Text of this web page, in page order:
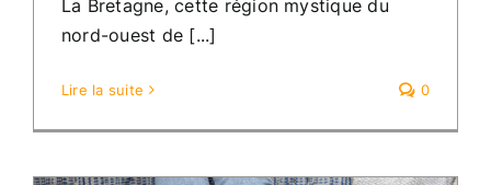
La Bretagne, cette région mystique du
nord-ouest de [...]
Lire la suite 0